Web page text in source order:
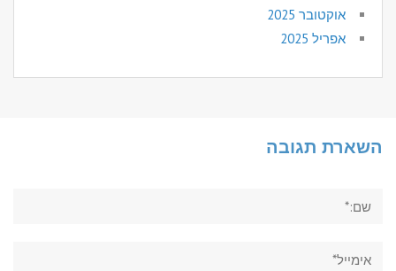
אוקטובר 2025
אפריל 2025
השארת תגובה